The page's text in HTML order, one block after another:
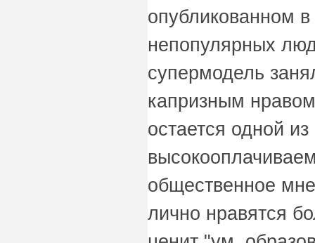
опубликованном
непопулярных
супермодель
капризным
остается одной
общественное
лично нравятся